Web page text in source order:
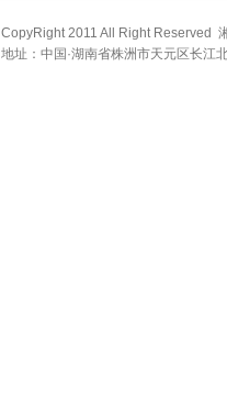
CopyRight 2011 All Right Reserved
地址：中国·湖南省株洲市天元区长